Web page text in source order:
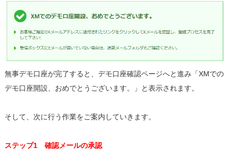
無事デモ口座が完了すると、デモ口座確認ページへと進み「XMでの
デモ口座開設、おめでとうございます。」と表示されます。
そして、次に行う作業をご案内していきます。
ステップ1 確認メールの承認